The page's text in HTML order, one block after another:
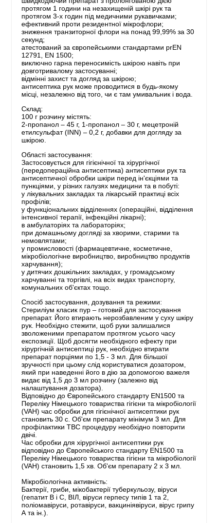
протягом 1 години на незахищеній шкірі рук та
протягом 3-х годин під медичними рукавичками;
ефективний проти резидентної мікрофлори;
зниження транзиторної флори на понад 99,99% за 30
секунд;
атестований за європейськими стандартами prEN
12791, EN 1500;
виключно гарна переносимість шкірою навіть при
довготривалому застосуванні;
відмінні захист та догляд за шкірою;
антисептика рук може проводитися в будь-якому
місці, незалежно від того, чи є там умивальник і вода.
Склад:
100 г розчину містять:
2-пропанол – 45 г, 1-пропанол – 30 г, мецетроній
етилсульфат (INN) – 0,2 г, добавки для догляду за
шкірою.
Області застосування:
Застосовується для гігієнічної та хірургічної
(передопераційна антисептика) антисептики рук та
антисептичної обробки шкіри перед ін'єкціями та
пункціями, у різних галузях медицини та в побуті:
у лікувальних закладах та лікарській практиці всіх
профілів;
у функціональних відділеннях (операційні, відділення
інтенсивної терапії, інфекційні лікарні);
в амбулаторіях та лабораторіях;
при домашньому догляді за хворими, старими та
немовлятами;
у промисловості (фармацевтичне, косметичне,
мікробіологічне виробництво, виробництво продуктів
харчування);
у дитячих дошкільних закладах, у громадському
харчуванні та торгівлі, на всіх видах транспорту,
комунальних об'єктах тощо.
Спосіб застосування, дозування та режими:
Стериліум класик пур – готовий для застосування
препарат. Його втирають нерозбавленим у суху шкіру
рук. Необхідно стежити, щоб руки залишалися
зволоженими препаратом протягом усього часу
експозиції. Щоб досягти необхідного ефекту при
хірургічній антисептиці рук, необхідно втирати
препарат порціями по 1,5 - 3 мл. Для більшої
зручності при цьому слід користуватися дозатором,
який при наведенні його в дію за допомогою важеля
видає від 1,5 до 3 мл розчину (залежно від
налаштування дозатора).
Відповідно до Європейського стандарту EN1500 та
Переліку Німецького товариства гігієни та мікробіології
(VAH) час обробки для гігієнічної антисептики рук
становить 30 с. Об'єм препарату мінімум 3 мл. Для
профілактики TBC процедуру необхідно повторити
двічі.
Час обробки для хірургічної антисептики рук
відповідно до Європейського стандарту EN1500 та
Переліку Німецького товариства гігієни та мікробіології
(VAH) становить 1,5 хв. Об'єм препарату 2 х 3 мл.
Мікробіологічна активність:
Бактерії, гриби, мікобактерії туберкульозу, віруси
(гепатит В і С, ВІЛ, віруси герпесу типів 1 та 2,
поліомавіруси, ротавіруси, вакциніявіруси, вірус грипу
А та ін.).